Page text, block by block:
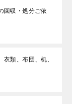
回収・処分ご依
衣類、布団、机、